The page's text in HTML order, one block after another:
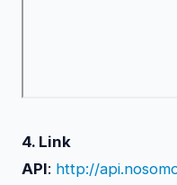
4. Link
API: http://